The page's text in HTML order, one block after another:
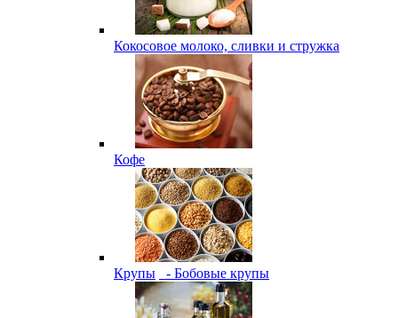
Кокосовое молоко, сливки и стружка
Кофе
Крупы - Бобовые крупы